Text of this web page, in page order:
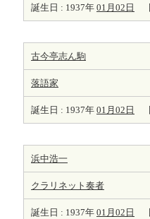
誕生日 : 1937年 01月02日
古今亭志ん駒
落語家
誕生日 : 1937年 01月02日
浜中浩一
クラリネット 奏者
誕生日 : 1937年 01月02日